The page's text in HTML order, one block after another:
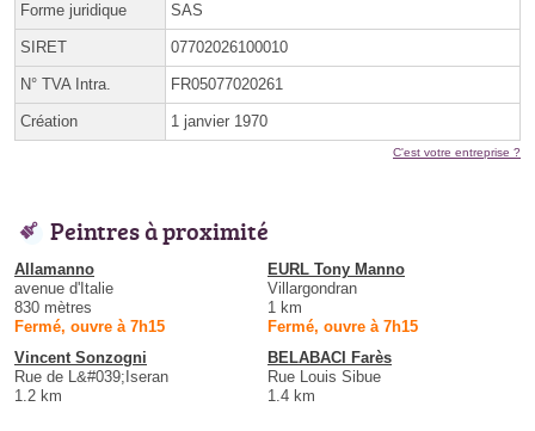
Forme juridique SAS
SIRET 07702026100010
N° TVA Intra. FR05077020261
Création 1 janvier 1970
C'est votre entreprise ?
Peintres à proximité
Allamanno
avenue d'Italie
830 mètres
Fermé, ouvre à 7h15
EURL Tony Manno
Villargondran
1 km
Fermé, ouvre à 7h15
Vincent Sonzogni
Rue de L&#039;Iseran
1.2 km
BELABACI Farès
Rue Louis Sibue
1.4 km